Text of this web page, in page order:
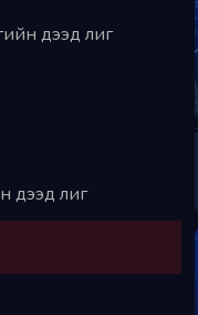
дээд лиг
дээд лиг